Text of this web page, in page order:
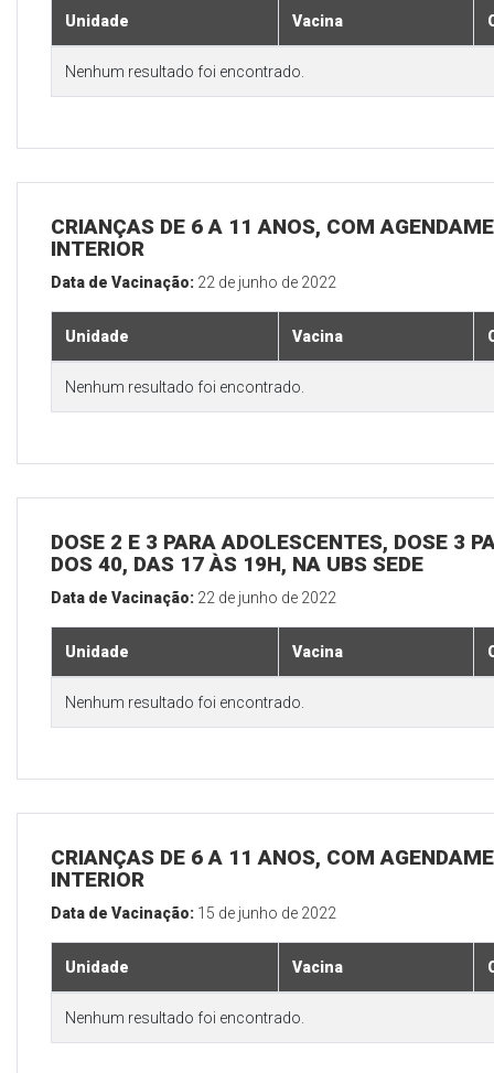
Unidade Vacina
Nenhum resultado foi encontrado.
CRIANÇAS DE 6 A 11 ANOS, COM
INTERIOR
Data de Vacinação: 22 de junho de 2022
Unidade Vacina
Nenhum resultado foi encontrado.
DOSE 2 E 3 PARA ADOLESCENTES, DOSE 3
DOS 40, DAS 17 ÀS 19H, NA UBS SEDE
Data de Vacinação: 22 de junho de 2022
Unidade Vacina
Nenhum resultado foi encontrado.
CRIANÇAS DE 6 A 11 ANOS, COM
INTERIOR
Data de Vacinação: 15 de junho de 2022
Unidade Vacina
Nenhum resultado foi encontrado.